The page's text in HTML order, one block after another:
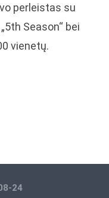
perleistas su
Season“ bei
vienetų.
24